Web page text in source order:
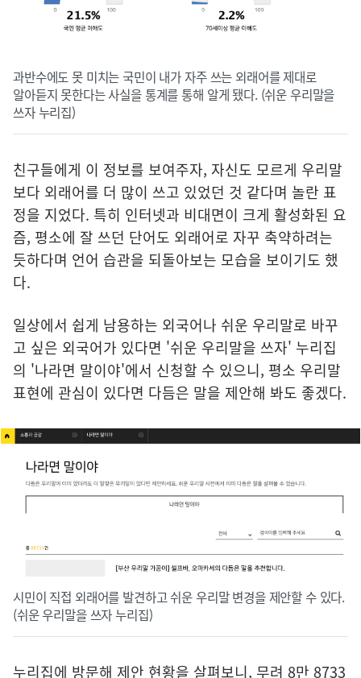
과반수에도 못 미치는 국민이 내가 자주 쓰는 외래어를 제대로
알아듣지 못한다는 사실을 통계를 통해 알게 됐다. (쉬운 우리말을
쓰자 누리집)
친구들에게 이 정보를 보여주자, 자신도 모르게 우리말
보다 외래어를 더 많이 쓰고 있었던 것 같다며 놀란 표
정을 지었다. 특히 인터넷과 비대면이 크게 활성화된 요
즘, 평소에 잘 쓰던 단어도 외래어로 자꾸 축약하려는
듯하다며 언어 습관을 되돌아보는 모습을 보이기도 했
다.
일상에서 쉽게 남용하는 외국어나 쉬운 우리말로 바꾸
고 싶은 외국어가 있다면 '쉬운 우리말을 쓰자' 누리집
의 '나라면 말이야'에서 신청할 수 있으니, 평소 우리말
표현에 관심이 있다면 다듬은 말을 제안해 봐도 좋겠다.
시민이 직접 외래어를 발견하고 쉬운 우리말 변경을 제안할 수 있다.
(쉬운 우리말을 쓰자 누리집)
누리집에 방문해 제안 현황을 살펴보니, 무려 8만 8733